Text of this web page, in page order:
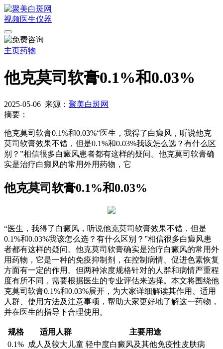
视频医生仪器
主页药物
他克莫司软膏0.1%和0.03%
2025-05-06 来源： 聚美白斑网
摘要：
他克莫司软膏0.1%和0.03%“医生，我得了白癜风，听说他克
莫司软膏效果不错，但是0.1%和0.03%我该怎么选？有什么区
别？”相信很多白癜风患者都有这样的疑问。他克莫司软膏确
实是治疗白癜风的常用外用药物，它
他克莫司软膏0.1%和0.03%
“医生，我得了白癜风，听说他克莫司软膏效果不错，但是
0.1%和0.03%我该怎么选？有什么区别？”相信很多白癜风患
者都有这样的疑问。他克莫司软膏确实是治疗白癜风的常用外
用药物，它是一种的免疫抑制剂，在控制病情、促进色素恢复
方面有一定的作用。但两种浓度规格针对的人群和病情严重程
度有所不同，需要根据医生的专业评估来选择。本文将围绕他
克莫司软膏0.1%和0.03%展开，为大家详细解读其作用、适用
人群、使用方法及注意事项，帮助大家更好地了解这一药物，
并在医生的指导下合理使用。
规格 适用人群
主要用途
0.1% 成人及较大儿童 轻中度白癜风及其他免疫性皮肤病